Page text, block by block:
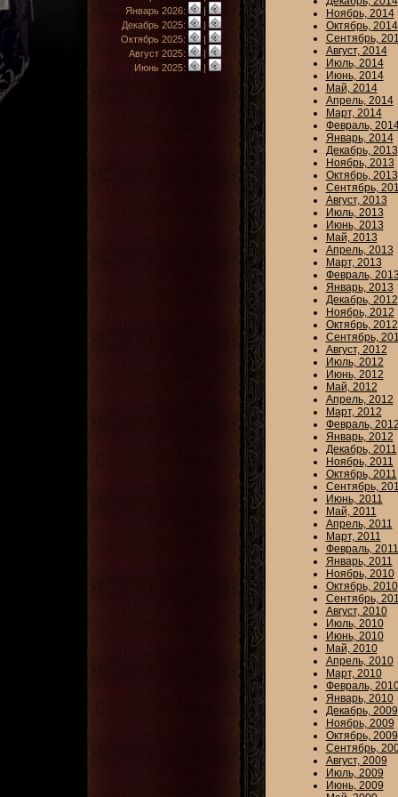
Январь 2026:
|
Декабрь 2025:
|
Октябрь 2025:
|
Август 2025:
|
Июнь 2025:
|
Ноябрь, 2014
Октябрь, 2014
Сентябрь,
Август, 2014
Июль, 2014
Июнь, 2014
Май, 2014
Апрель, 2014
Март, 2014
Февраль,
Январь, 2014
Декабрь, 2013
Ноябрь, 2013
Октябрь, 2013
Сентябрь,
Август, 2013
Июль, 2013
Июнь, 2013
Май, 2013
Апрель, 2013
Март, 2013
Февраль, 2013
Январь, 2013
Декабрь, 2012
Ноябрь, 2012
Октябрь, 2012
Сентябрь,
Август, 2012
Июль, 2012
Июнь, 2012
Май, 2012
Апрель, 2012
Март, 2012
Февраль, 2012
Январь, 2012
Декабрь, 2011
Ноябрь, 2011
Октябрь, 2011
Сентябрь,
Июнь, 2011
Май, 2011
Апрель, 2011
Март, 2011
Февраль, 2011
Январь, 2011
Ноябрь, 2010
Октябрь, 2010
Сентябрь,
Август, 2010
Июль, 2010
Июнь, 2010
Май, 2010
Апрель, 2010
Март, 2010
Февраль,
Январь, 2010
Декабрь, 2009
Ноябрь, 2009
Октябрь, 2009
Сентябрь,
Август, 2009
Июль, 2009
Июнь, 2009